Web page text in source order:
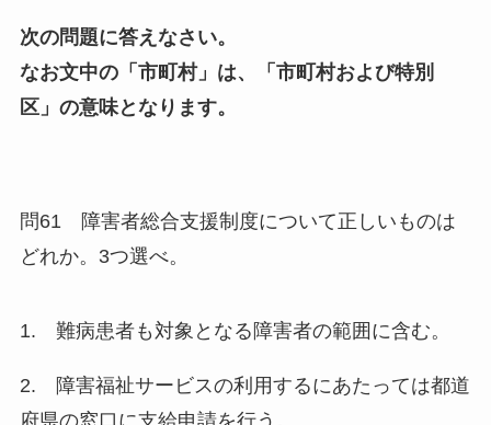
次の問題に答えなさい。
なお文中の「市町村」は、「市町村および特別
区」の意味となります。
問61 障害者総合支援制度について正しいものは
どれか。3つ選べ。
1. 難病患者も対象となる障害者の範囲に含む。
2. 障害福祉サービスの利用するにあたっては都道
府県の窓口に支給申請を行う。